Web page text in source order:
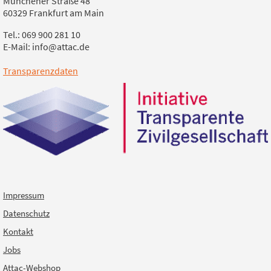
60329 Frankfurt am Main
Tel.: 069 900 281 10
E-Mail: info@attac.de
Transparenzdaten
Impressum
Datenschutz
Kontakt
Jobs
Attac-Webshop